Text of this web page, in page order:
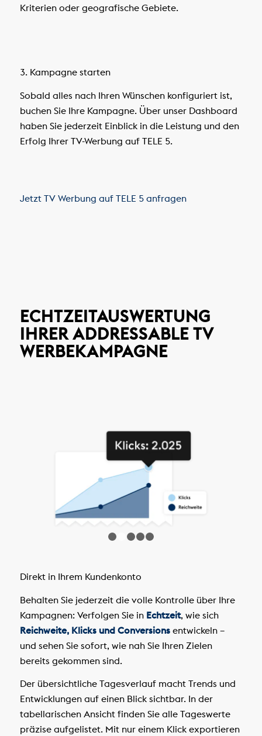
Kriterien oder geografische Gebiete.
3. Kampagne starten
Sobald alles nach Ihren Wünschen konfiguriert ist,
buchen Sie Ihre Kampagne. Über unser Dashboard
haben Sie jederzeit Einblick in die Leistung und den
Erfolg Ihrer TV-Werbung auf TELE 5.
Jetzt TV Werbung auf TELE 5 anfragen
ECHTZEITAUSWERTUNG
IHRER ADDRESSABLE TV
WERBEKAMPAGNE
Direkt in Ihrem Kundenkonto
Behalten Sie jederzeit die volle Kontrolle über Ihre
Kampagnen: Verfolgen Sie in Echtzeit, wie sich
Reichweite, Klicks und Conversionsentwickeln –
und sehen Sie sofort, wie nah Sie Ihren Zielen
bereits gekommen sind.
Der übersichtliche Tagesverlauf macht Trends und
Entwicklungen auf einen Blick sichtbar. In der
tabellarischen Ansicht finden Sie alle Tageswerte
präzise aufgelistet. Mit nur einem Klick exportieren